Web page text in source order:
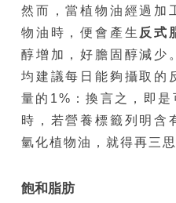
然而，當植物油經過加
物油時，便會產生 反式
醇增加，好膽固醇減少
均建議每日能夠攝取的
量的1%：換言之，即
時，若營養標籤列明含
氫化植物油，就得再三
飽和脂肪